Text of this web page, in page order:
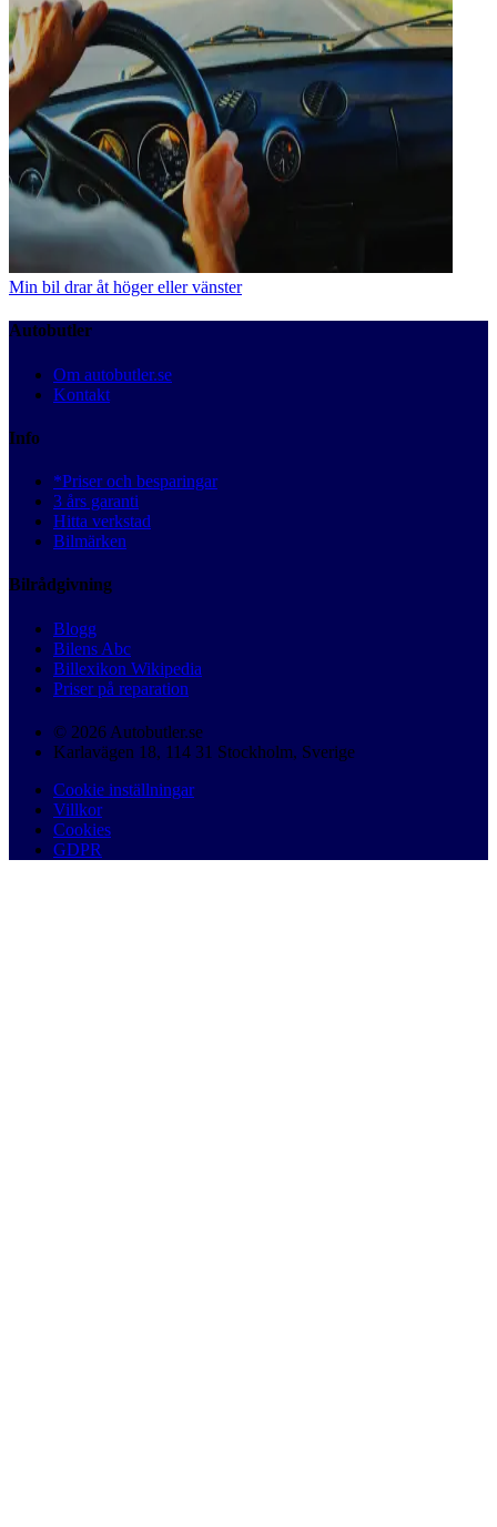
Min bil drar åt höger eller vänster
Autobutler
Om autobutler.se
Kontakt
Info
*Priser och besparingar
3 års garanti
Hitta verkstad
Bilmärken
Bilrådgivning
Blogg
Bilens Abc
Billexikon Wikipedia
Priser på reparation
© 2026 Autobutler.se
Karlavägen 18, 114 31 Stockholm, Sverige
Cookie inställningar
Villkor
Cookies
GDPR